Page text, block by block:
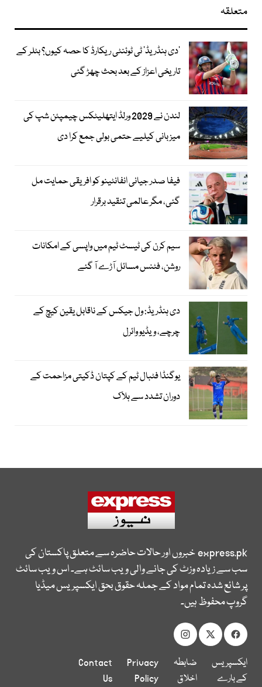
متعلقہ
’دی ہنڈریڈ‘ ٹی ٹوئنٹی ریکارڈ کا حصہ کیوں؟ بٹلر کے
تاریخی اعزاز کے بعد بحث چھڑ گئی
لندن نے 2029 ورلڈ ایتھلیٹکس چیمپئن شپ کی
میزبانی کیلیے حتمی بولی جمع کرا دی
فیفا صدر جیانی انفانٹینو کو افریقی حمایت مل
گئی، مگر عالمی تنقید برقرار
سیم کرن کی ٹیسٹ ٹیم میں واپسی کے امکانات
روشن، فٹنس مسائل آڑے آ گئے
دی ہنڈریڈ: ول جیکس کے ناقابل یقین کیچ کے
چرچے، ویڈیو وائرل
یوگنڈا فٹبال ٹیم کے کپتان ڈکیتی مزاحمت کے
دوران تشدد سے ہلاک
express.pkخبروں اور حالات حاضرہ سے متعلق پاکستان کی
سب سے زیادہ وزٹ کی جانے والی ویب سائٹ ہے۔ اس ویب سائٹ
پر شائع شدہ تمام مواد کے جملہ حقوق بحق ایکسپریس میڈیا
گروپ محفوظ ہیں۔
ایکسپریس
کے بارے
ضابطہ
اخلاق
Privacy
Policy
Contact
Us